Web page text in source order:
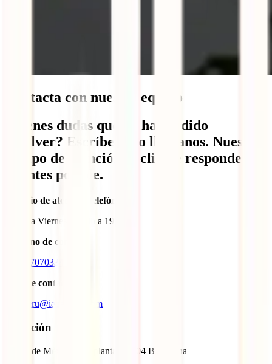
Contacta con nuestro equipo
¿Tienes dudas que no has podido
resolver? Escríbenos o llámanos. Nuestro
equipo de atención al cliente responderá
lo antes posible.
Horario de atención telefónica
Lunes a Viernes de 10h a 19h
Teléfono de contacto
+51 1 7070334
Mail de contacto
info.peru@iatiglobal.com
Dirección
Carrer de Mèxic, 3, 3a planta, 08004 Barcelona